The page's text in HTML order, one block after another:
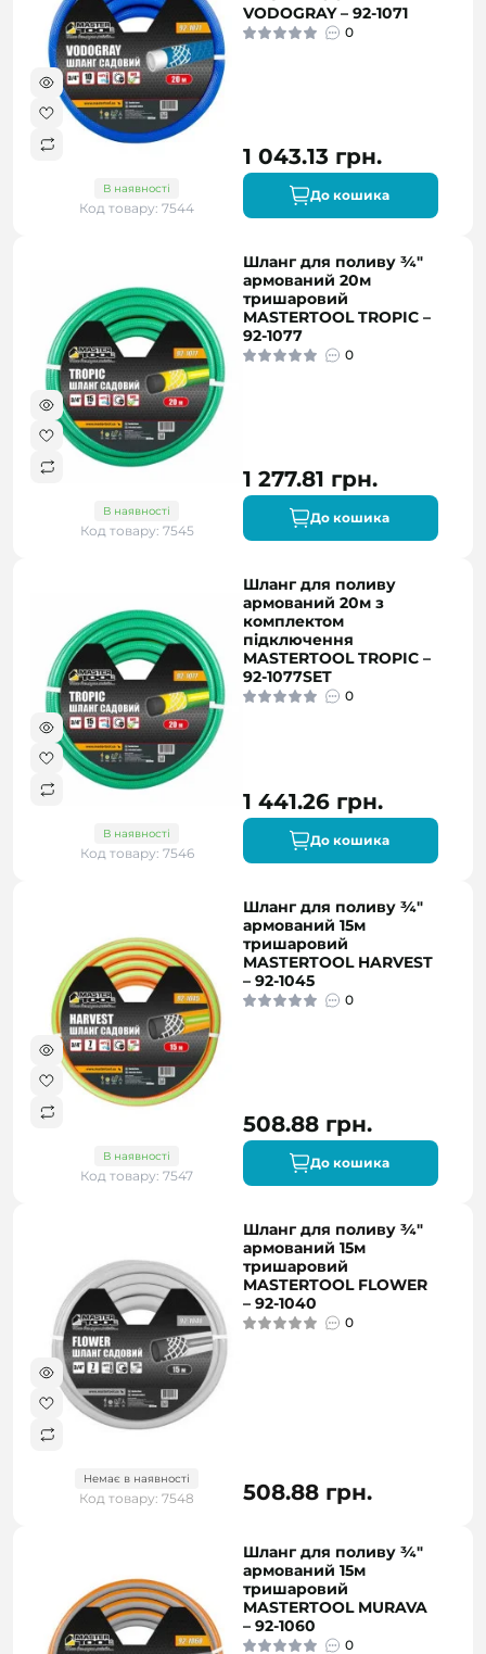
В наявності
Код товару: 7544
VODOGRAY – 92-1071
0
1 043.13 грн.
До кошика
В наявності
Код товару: 7545
Шланг для поливу ¾"
армований 20м
тришаровий
MASTERTOOL TROPIC –
92-1077
0
1 277.81 грн.
До кошика
В наявності
Код товару: 7546
Шланг для поливу
армований 20м з
комплектом
підключення
MASTERTOOL TROPIC –
92-1077SET
0
1 441.26 грн.
До кошика
В наявності
Код товару: 7547
Шланг для поливу ¾"
армований 15м
тришаровий
MASTERTOOL HARVEST
– 92-1045
0
508.88 грн.
До кошика
Немає в наявності
Код товару: 7548
Шланг для поливу ¾"
армований 15м
тришаровий
MASTERTOOL FLOWER
– 92-1040
0
508.88 грн.
Шланг для поливу ¾"
армований 15м
тришаровий
MASTERTOOL MURAVA
– 92-1060
0